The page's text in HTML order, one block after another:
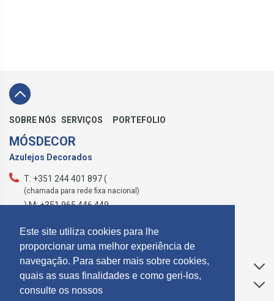
Este site utiliza cookies para lhe
proporcionar uma melhor experiência de
navegação. Para saber mais sobre cookies,
quais as suas finalidades e como geri-los,
consulte os nossos
SOBRE NÓS SERVIÇOS PORTEFOLIO
MÓSDECOR
Azulejos Decorados
T: +351 244 401 897 (
(chamada para rede fixa nacional)
) M: +351 965 446 449
Apoio ao Cliente
Informações